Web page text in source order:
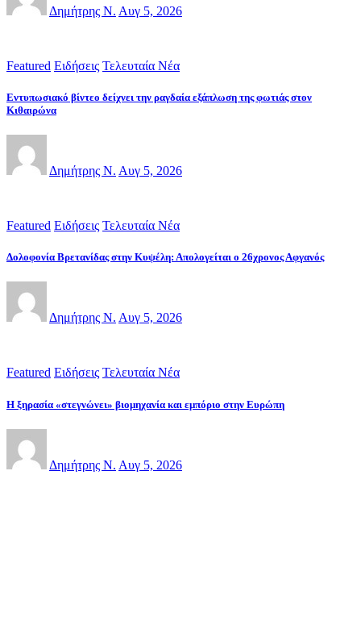
Δημήτρης Ν. Αυγ 5, 2026
Featured Ειδήσεις Τελευταία Νέα
Εντυπωσιακό βίντεο δείχνει την ραγδαία εξάπλωση της φωτιάς στον
Κιθαιρώνα
Δημήτρης Ν. Αυγ 5, 2026
Featured Ειδήσεις Τελευταία Νέα
Δολοφονία Βρετανίδας στην Κυψέλη: Απολογείται ο 26χρονος Αφγανός
Δημήτρης Ν. Αυγ 5, 2026
Featured Ειδήσεις Τελευταία Νέα
Η ξηρασία «στεγνώνει» βιομηχανία και εμπόριο στην Ευρώπη
Δημήτρης Ν. Αυγ 5, 2026